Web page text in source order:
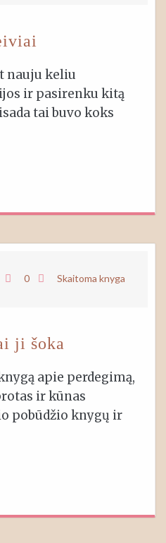
nauju keliu
ir pasirenku kitą
tai buvo koks
0 Skaitoma knyga
ji šoka
apie perdegimą,
ir kūnas
pobūdžio knygų ir